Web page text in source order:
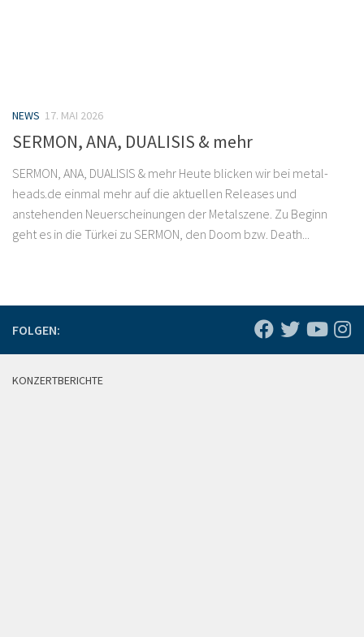
NEWS 17. MAI 2026
SERMON, ANA, DUALISIS & mehr
SERMON, ANA, DUALISIS & mehr Heute blicken wir bei metal-
heads.de einmal mehr auf die aktuellen Releases und
anstehenden Neuerscheinungen der Metalszene. Zu Beginn
geht es in die Türkei zu SERMON, den Doom bzw. Death...
FOLGEN:
KONZERTBERICHTE